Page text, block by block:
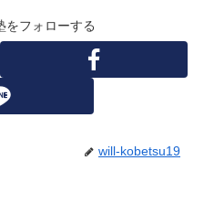
をフォローする
will-kobetsu19